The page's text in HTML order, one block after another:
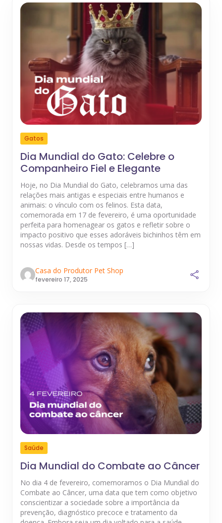
Gatos
Dia Mundial do Gato: Celebre o
Companheiro Fiel e Elegante
Hoje, no Dia Mundial do Gato, celebramos uma das
relações mais antigas e especiais entre humanos e
animais: o vínculo com os felinos. Esta data,
comemorada em 17 de fevereiro, é uma oportunidade
perfeita para homenagear os gatos e refletir sobre o
impacto positivo que esses adoráveis bichinhos têm em
nossas vidas. Desde os tempos […]
Casa do Produtor Pet Shop
fevereiro 17, 2025
Saúde
Dia Mundial do Combate ao Câncer
No dia 4 de fevereiro, comemoramos o Dia Mundial do
Combate ao Câncer, uma data que tem como objetivo
conscientizar a sociedade sobre a importância da
prevenção, diagnóstico precoce e tratamento da